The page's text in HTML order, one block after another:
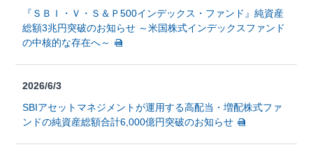
『ＳＢＩ・Ｖ・Ｓ＆Ｐ500インデックス・ファンド』純資産
総額3兆円突破のお知らせ ～米国株式インデックスファンド
の中核的な存在へ～
2026/6/3
SBIアセットマネジメントが運用する高配当・増配株式ファ
ンドの純資産総額合計6,000億円突破のお知らせ